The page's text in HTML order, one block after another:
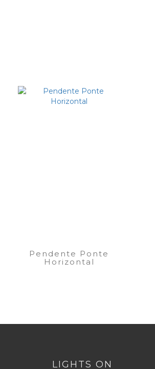
Pendente Ponte
Horizontal
LIGHTS ON